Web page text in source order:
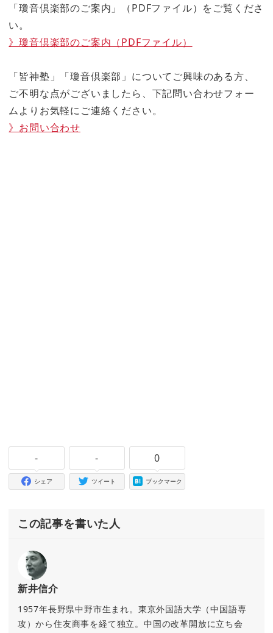
「瓊音倶楽部のご案内」（PDFファイル）をご覧くださ
い。
》瓊音倶楽部のご案内（PDFファイル）
「皆神塾」「瓊音倶楽部」についてご興味のある方、
ご不明な点がございましたら、下記問い合わせフォー
ムよりお気軽にご連絡ください。
》お問い合わせ
-
シェア
-
ツイート
0
ブックマーク
この記事を書いた人
新井信介
1957年長野県中野市生まれ。東京外国語大学（中国語専
攻）から住友商事を経て独立。中国の改革開放に立ち会